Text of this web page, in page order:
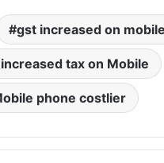
gst increased on mobile
tax on Mobile
phone costlier